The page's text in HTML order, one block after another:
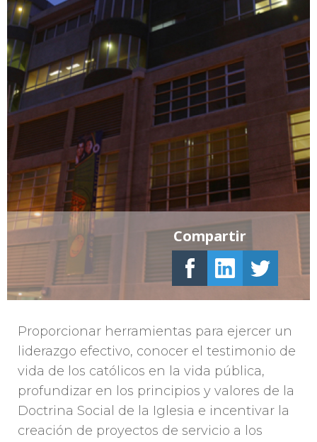
Proporcionar herramientas para ejercer un
liderazgo efectivo, conocer el testimonio de
vida de los católicos en la vida pública,
profundizar en los principios y valores de la
Doctrina Social de la Iglesia e incentivar la
creación de proyectos de servicio a los
Compartir